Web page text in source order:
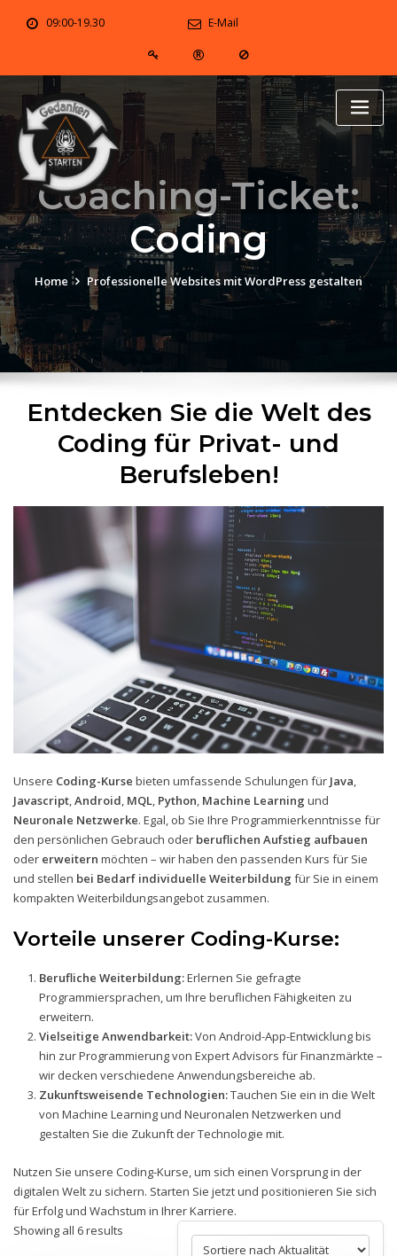
09:00-19.30 E-Mail
Coaching-Ticket:
Coding
Home Professionelle Websites mit WordPress gestalten
Entdecken Sie die Welt des
Coding für Privat- und
Berufsleben!
Unsere Coding-Kurse bieten umfassende Schulungen für Java,
Javascript,Android, MQL, Python, Machine Learning und
Neuronale Netzwerke. Egal, ob Sie Ihre Programmierkenntnisse für
den persönlichen Gebrauch oder beruflichen Aufstieg aufbauen
oder erweitern möchten – wir haben den passenden Kurs für Sie
und stellen bei Bedarf individuelle Weiterbildung für Sie in einem
kompakten Weiterbildungsangebot zusammen.
Vorteile unserer Coding-Kurse:
Berufliche Weiterbildung:Erlernen Sie gefragte
Programmiersprachen, um Ihre beruflichen Fähigkeiten zu
erweitern.
Vielseitige Anwendbarkeit:Von Android-App-Entwicklung bis
hin zur Programmierung von Expert Advisors für Finanzmärkte –
wir decken verschiedene Anwendungsbereiche ab.
Zukunftsweisende Technologien:Tauchen Sie ein in die Welt
von Machine Learning und Neuronalen Netzwerken und
gestalten Sie die Zukunft der Technologie mit.
Nutzen Sie unsere Coding-Kurse, um sich einen Vorsprung in der
digitalen Welt zu sichern. Starten Sie jetzt und positionieren Sie sich
für Erfolg und Wachstum in Ihrer Karriere.
Showing all 6 results